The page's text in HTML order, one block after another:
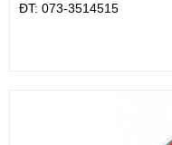
ÐT: 073-3514515